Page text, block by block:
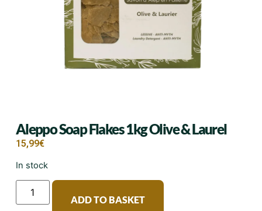
Aleppo Soap Flakes 1kg Olive & Laurel
15,99€
In stock
ADD TO BASKET